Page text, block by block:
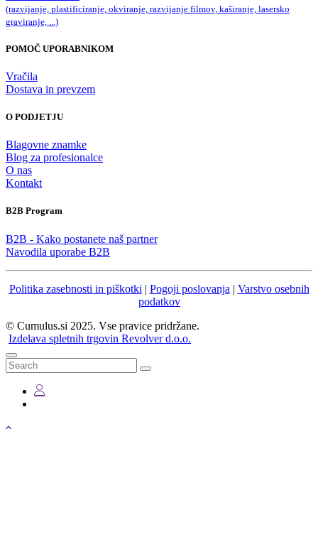
(razvijanje, plastificiranje, okviranje, razvijanje filmov, kaširanje, lasersko
graviranje, ...)
POMOČ UPORABNIKOM
Vračila
Dostava in prevzem
O PODJETJU
Blagovne znamke
Blog za profesionalce
O nas
Kontakt
B2B Program
B2B - Kako postanete naš partner
Navodila uporabe B2B
Politika zasebnosti in piškotki | Pogoji poslovanja | Varstvo osebnih
podatkov
© Cumulus.si 2025. Vse pravice pridržane.
Izdelava spletnih trgovin Revolver d.o.o.